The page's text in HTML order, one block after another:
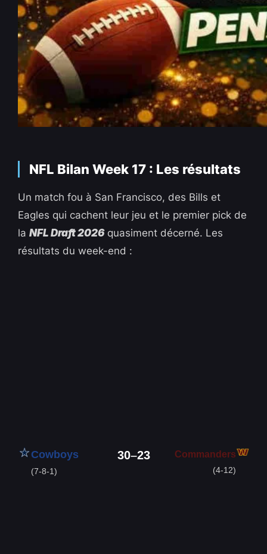
NFL Bilan Week 17 : Les résultats
Un match fou à San Francisco, des Bills et
Eagles qui cachent leur jeu et le premier pick de
laNFL Draft 2026quasiment décerné. Les
résultats du week-end :
Cowboys
(7-8-1)
30–23 Commanders
(4-12)